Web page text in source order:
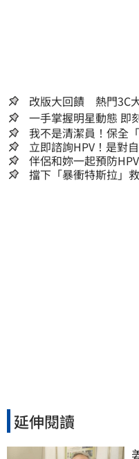
改版大回饋 熱門3C
一手
我不是清潔員！保全
討公道結果出爐
立即諮詢HPV！是對
嫌晚！
伴侶和妳一起預防
擋下「暴衝特斯拉」
延伸閱讀